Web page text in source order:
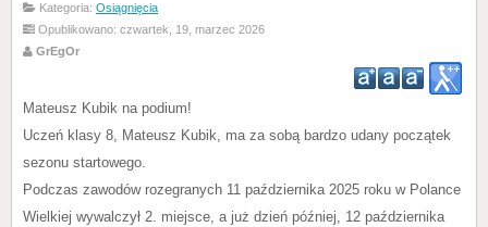
Kategoria: Osiągnięcia
Opublikowano: czwartek, 19, marzec 2026
GrEgOr
Mateusz Kubik na podium!
Uczeń klasy 8, Mateusz Kubik, ma za sobą bardzo udany początek
sezonu startowego.
Podczas zawodów rozegranych 11 października 2025 roku w Polance
Wielkiej wywalczył 2. miejsce, a już dzień później, 12 października